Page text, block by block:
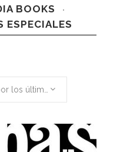
BOOKS
ESPECIALES